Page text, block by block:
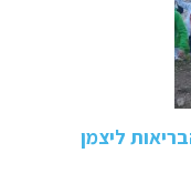
ליצמן